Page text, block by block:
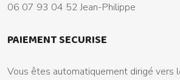
06 07 93 04 52 Jean-Philippe
PAIEMENT SECURISE
Vous êtes automatiquement dirigé vers